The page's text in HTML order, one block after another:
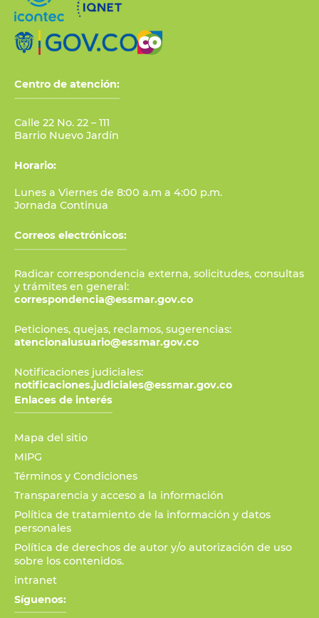
Centro de atención:
Calle 22 No. 22 – 111
Barrio Nuevo Jardín
Horario:
Lunes a Viernes de 8:00 a.m a 4:00 p.m.
Jornada Continua
Correos electrónicos:
Radicar correspondencia externa, solicitudes, consultas
y trámites en general:
correspondencia@essmar.gov.co
Peticiones, quejas, reclamos, sugerencias:
atencionalusuario@essmar.gov.co
Notificaciones judiciales:
notificaciones.judiciales@essmar.gov.co
Enlaces de interés
Mapa del sitio
MIPG
Términos y Condiciones
Transparencia y acceso a la información
Política de tratamiento de la información y datos
personales
Política de derechos de autor y/o autorización de uso
sobre los contenidos.
intranet
Síguenos: